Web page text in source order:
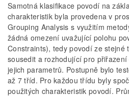
Samotná klasifikace povodí na
charakteristik byla provedena v
Grouping Analysis s využitím
žádná omezení uvažující polohu
Constraints), tedy povodí ze stejné
sousedit a rozhodující pro
jejich parametrů. Postupně bylo
až 7 tříd. Pro každou třídu byly
použitých charakteristik povodí.